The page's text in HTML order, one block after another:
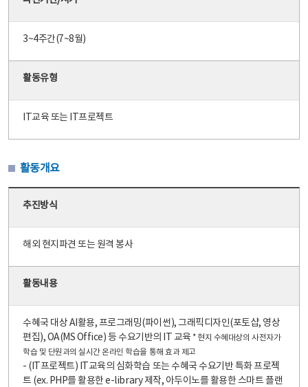
3~4주간(7~8월)
활동유형
IT교육 또는 IT프로젝트
활동개요
추진방식
해외 현지파견 또는 원격 봉사
활동내용
수혜국 대상 AI활용, 프로그래밍(파이썬), 그래픽디자인(포토샵, 영상
편집), OA(MS Office) 등 수요기반의 IT 교육 * 현지 수혜대상의 사전자가
학습 및 단원과의 실시간 온라인 학습을 통해 효과 제고
- (IT프로젝트) IT교육의 심화학습 또는 수혜국 수요기반 특화 프로젝
트 (ex. PHP를 활용한 e-library 제작, 아두이노를 활용한 스마트 플랜